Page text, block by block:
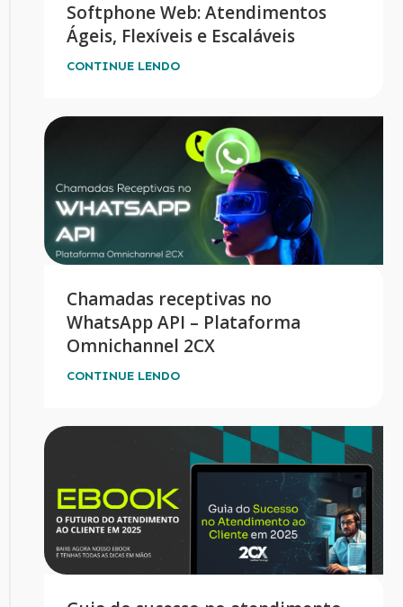
Softphone Web: Atendimentos
Ágeis, Flexíveis e Escaláveis
CONTINUE LENDO
Chamadas receptivas no
WhatsApp API – Plataforma
Omnichannel 2CX
CONTINUE LENDO